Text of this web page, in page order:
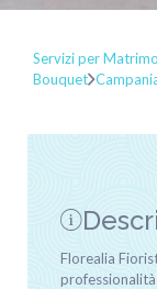
Servizi per
Bouquet
Florealia